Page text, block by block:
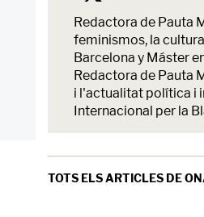
Redactora de Pauta
feminismos, la
Barcelona y Máster
Redactora de Pauta
i l'actualitat política i
Internacional per la
TOTS ELS ARTICLES DE